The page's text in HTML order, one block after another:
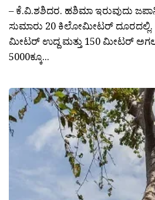
– ಕೆ.ವಿ.ಶಶಿದರ. ಹಶಿಮಾ ಇರುವುದು
ಸುಮಾರು 20 ಕಿಲೋಮೀಟರ್ ದೂರದಲ್ಲಿ.
ಮೀಟರ್ ಉದ್ದ ಮತ್ತು 150 ಮೀಟರ್
5000ಕ್ಕೂ...